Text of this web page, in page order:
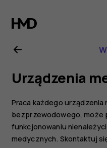
Nokia
G21
—
obsługi
Urządzenia
Praca każdego
bezprzewodowego, może
funkcjonowaniu
medycznych. Skontaktuj